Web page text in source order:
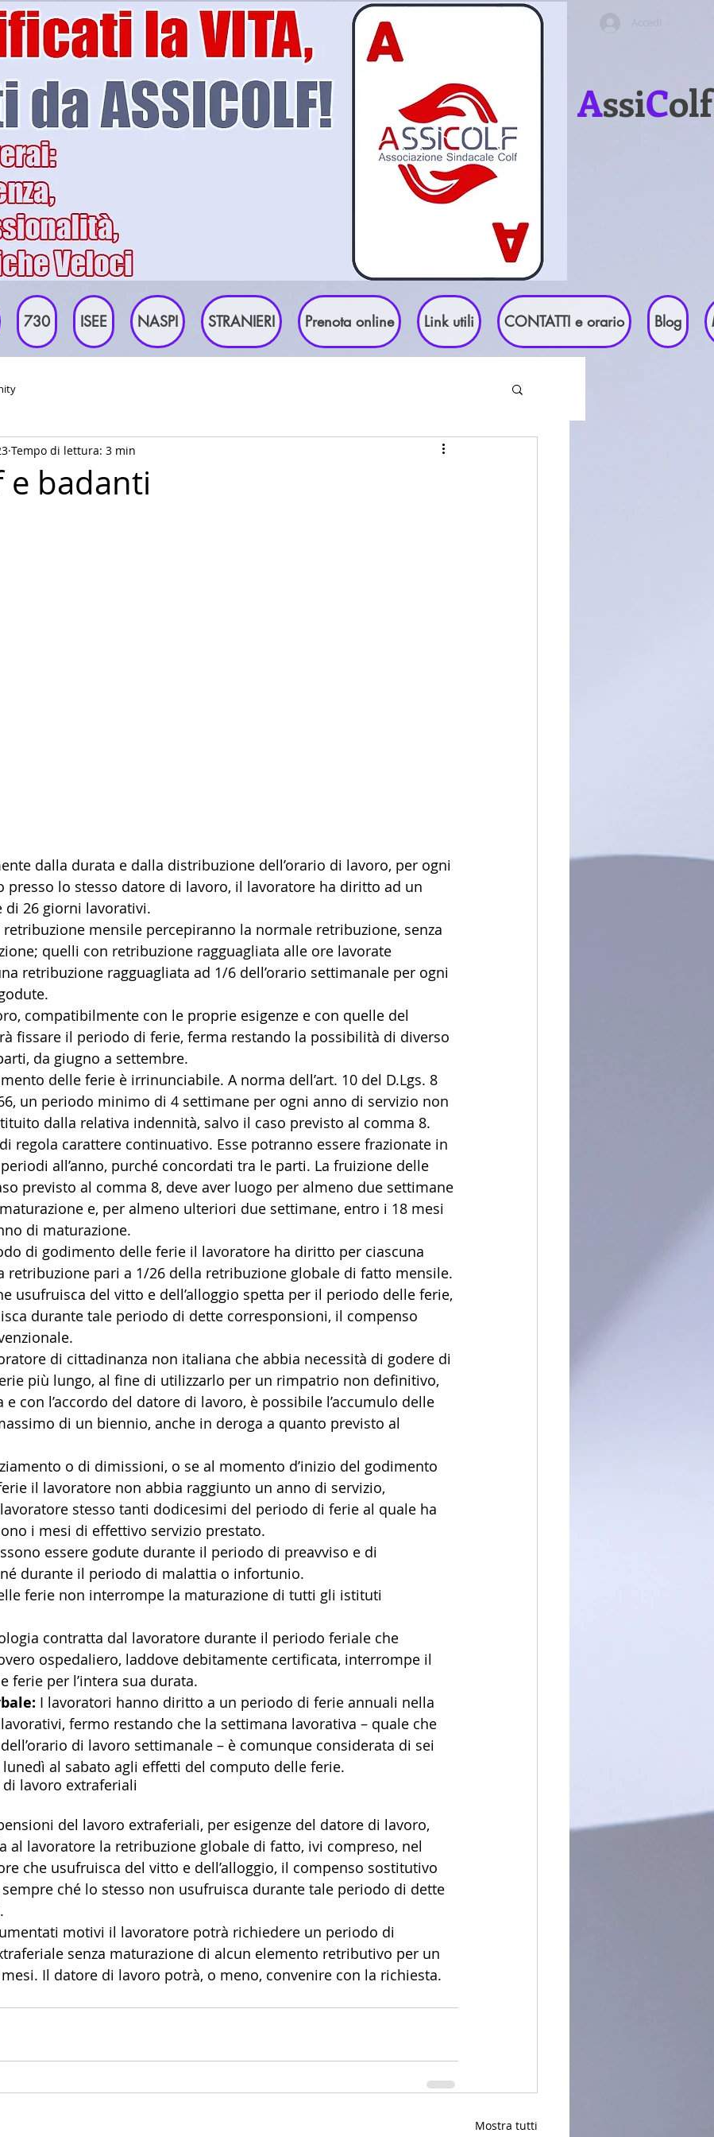
AssiC
730 ISEE NASPI STRANIERI Prenota online Link utili CONTATTI e orario Blog
e badanti
Tempo di lettura: 3 min
dalla durata e dalla distribuzione dell’orario di lavoro, per ogni
presso lo stesso datore di lavoro, il lavoratore ha diritto ad un
di 26 giorni lavorativi.
mensile percepiranno la normale retribuzione, senza
quelli con retribuzione ragguagliata alle ore lavorate
retribuzione ragguagliata ad 1/6 dell’orario settimanale per ogni
compatibilmente con le proprie esigenze e con quelle del
fissare il periodo di ferie, ferma restando la possibilità di diverso
da giugno a settembre.
delle ferie è irrinunciabile. A norma dell’art. 10 del D.Lgs. 8
un periodo minimo di 4 settimane per ogni anno di servizio non
dalla relativa indennità, salvo il caso previsto al comma 8.
regola carattere continuativo. Esse potranno essere frazionate in
all’anno, purché concordati tra le parti. La fruizione delle
previsto al comma 8, deve aver luogo per almeno due settimane
e, per almeno ulteriori due settimane, entro i 18 mesi
di maturazione.
di godimento delle ferie il lavoratore ha diritto per ciascuna
retribuzione pari a 1/26 della retribuzione globale di fatto mensile.
usufruisca del vitto e dell’alloggio spetta per il periodo delle ferie,
durante tale periodo di dette corresponsioni, il compenso
di cittadinanza non italiana che abbia necessità di godere di
più lungo, al fine di utilizzarlo per un rimpatrio non definitivo,
e con l’accordo del datore di lavoro, è possibile l’accumulo delle
di un biennio, anche in deroga a quanto previsto al
o di dimissioni, o se al momento d’inizio del godimento
il lavoratore non abbia raggiunto un anno di servizio,
stesso tanti dodicesimi del periodo di ferie al quale ha
i mesi di effettivo servizio prestato.
essere godute durante il periodo di preavviso e di
durante il periodo di malattia o infortunio.
ferie non interrompe la maturazione di tutti gli istituti
contratta dal lavoratore durante il periodo feriale che
ospedaliero, laddove debitamente certificata, interrompe il
ferie per l’intera sua durata.
I lavoratori hanno diritto a un periodo di ferie annuali nella
fermo restando che la settimana lavorativa – quale che
di lavoro settimanale – è comunque considerata di sei
al sabato agli effetti del computo delle ferie.
lavoro extraferiali
del lavoro extraferiali, per esigenze del datore di lavoro,
al lavoratore la retribuzione globale di fatto, ivi compreso, nel
che usufruisca del vitto e dell’alloggio, il compenso sostitutivo
ché lo stesso non usufruisca durante tale periodo di dette
motivi il lavoratore potrà richiedere un periodo di
senza maturazione di alcun elemento retributivo per un
Il datore di lavoro potrà, o meno, convenire con la richiesta.
Mostra tutti